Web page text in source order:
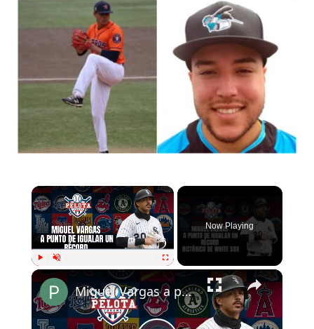
Play
Now Playing
Miguel Vargas a punto de igualar un récord de más de 20 años